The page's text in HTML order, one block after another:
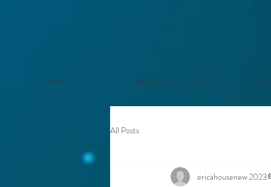
ホーム セラピストについて コア
All Posts
ericahousenew 2023